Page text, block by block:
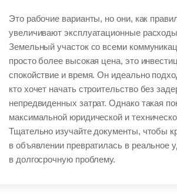
Это рабочие варианты, но они, как
увеличивают эксплуатационные
Земельный участок со всеми
просто более высокая цена, это
спокойствие и время. Он идеально
кто хочет начать строительство без
непредвиденных затрат. Однако такая
максимальной юридической и
Тщательно изучайте документы, чтобы
в объявлении превратилась в реальное
в долгосрочную проблему.